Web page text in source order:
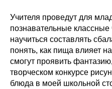
Учителя проведут для
познавательные
научиться составлять
понять, как пища влияет
смогут проявить
творческом конкурсе
блюда в моей школьной